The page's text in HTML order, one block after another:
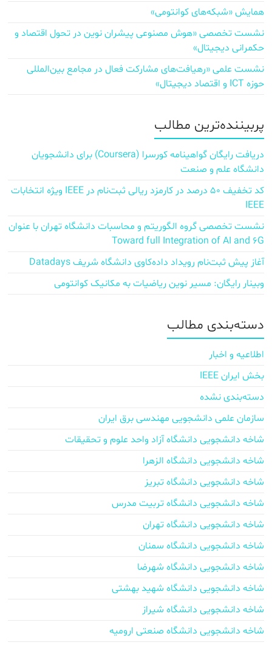
همایش «شبکه‌های کوانتومی»
نشست تخصصی «هوش مصنوعی پیشران نوین در تحول اقتصاد و
حکمرانی دیجیتال»
نشست علمی «رهیافت‌های مشارکت فعال در مجامع بین‌المللی
حوزه ICT و اقتصاد دیجیتال»
پربیننده‌ترین مطالب
دریافت رایگان گواهینامه کورسرا (Coursera) برای دانشجویان
دانشگاه علم و صنعت
کد تخفیف ۵۰ درصد در کارمزد ریالی ثبت‌نام در IEEE ویژه انتخابات
IEEE
نشست تخصصی گروه الگوریتم و محاسبات دانشگاه تهران با عنوان
Toward full Integration of AI and 6G
آغاز پیش‌ ثبت‌نام رویداد داده‌کاوی دانشگاه شریف Datadays
وبینار رایگان: مسیر نوین ریاضیات به مکانیک کوانتومی
دسته‌بندی مطالب
اطلاعیه و اخبار
بخش ایران IEEE
دسته‌بندی نشده
سازمان علمی دانشجویی مهندسی برق ایران
شاخه دانشجویی دانشگاه آزاد واحد علوم و تحقیقات
شاخه دانشجویی دانشگاه الزهرا
شاخه دانشجویی دانشگاه تبریز
شاخه دانشجویی دانشگاه تربیت مدرس
شاخه دانشجویی دانشگاه تهران
شاخه دانشجویی دانشگاه سمنان
شاخه دانشجویی دانشگاه شهرضا
شاخه دانشجویی دانشگاه شهید بهشتی
شاخه دانشجویی دانشگاه شیراز
شاخه دانشجویی دانشگاه صنعتی ارومیه